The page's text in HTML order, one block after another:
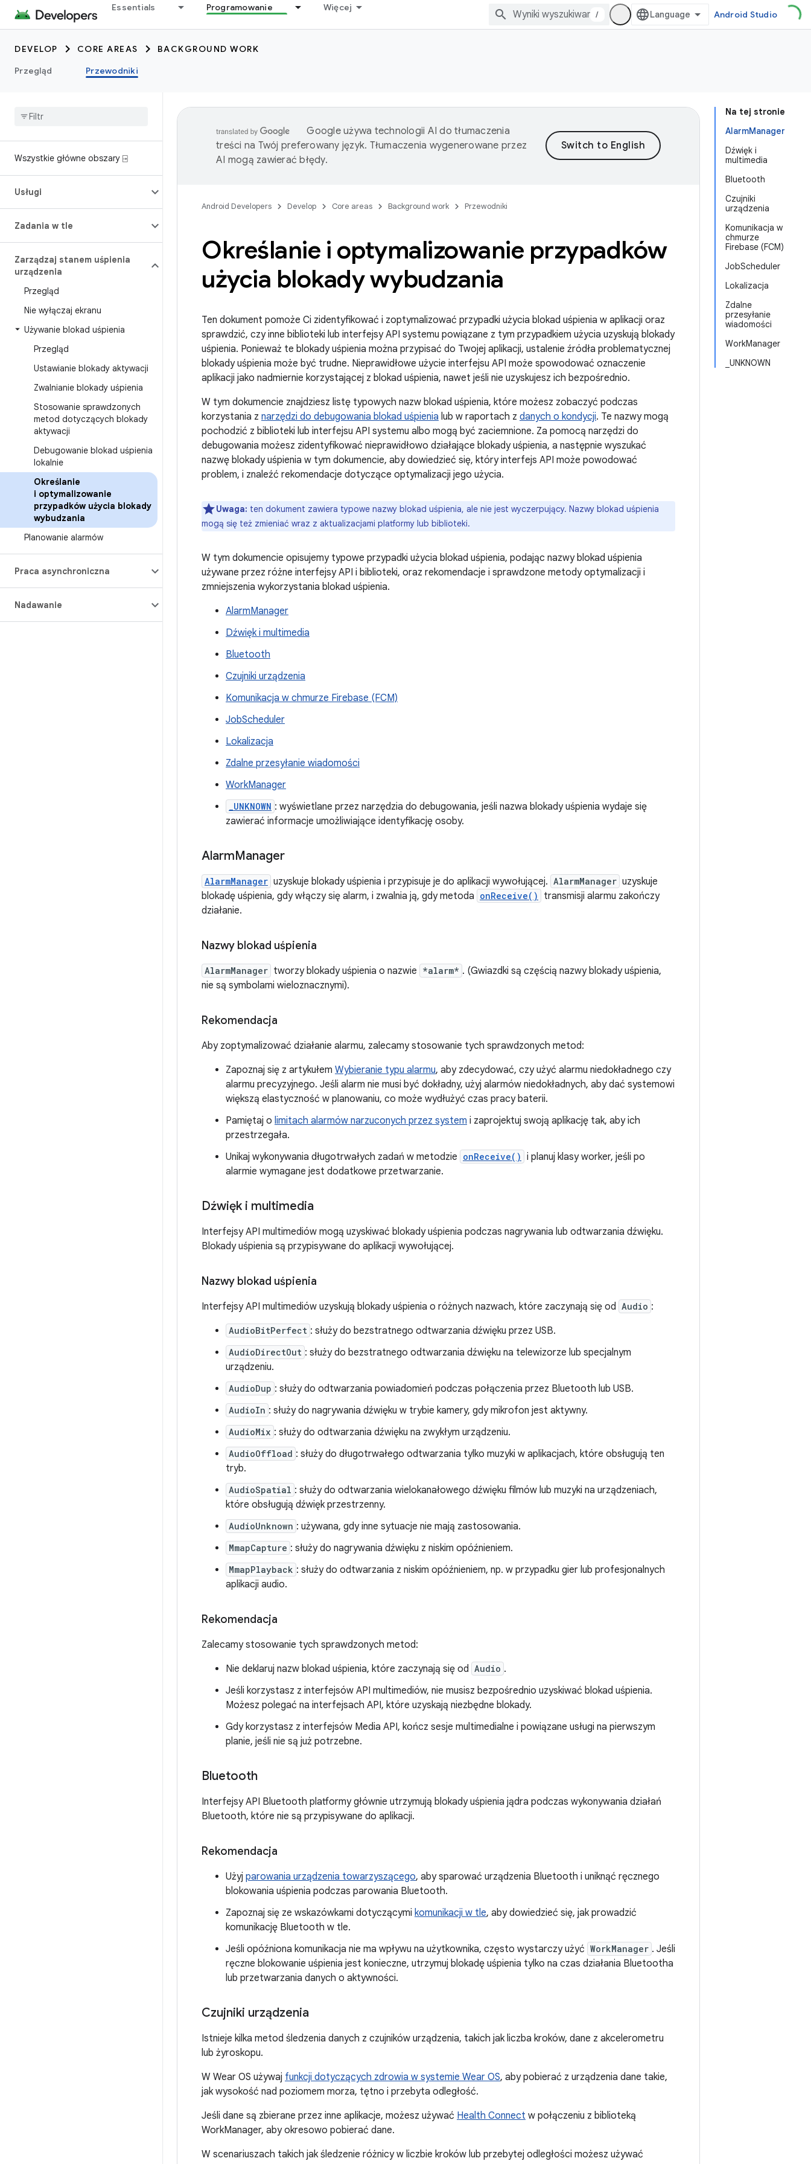
Essentials Programowanie Więcej
/ Android Studio
DEVELOP CORE AREAS
BACKGROUND WORK
Przegląd
Przewodniki
Wszystkie główne obszary ⍈
Usługi
Zadania w tle
Zarządzaj stanem uśpienia
urządzenia
Przegląd
Nie wyłączaj ekranu
Używanie blokad uśpienia
Przegląd
Ustawianie blokady aktywacji
Zwalnianie blokady uśpienia
Stosowanie sprawdzonych
metod dotyczących blokady
aktywacji
Debugowanie blokad uśpienia
lokalnie
Określanie
i optymalizowanie
przypadków użycia blokady
wybudzania
Planowanie alarmów
Praca asynchroniczna
Nadawanie
Na tej stronie
AlarmManager
Dźwięk i
multimedia
Bluetooth
Czujniki
urządzenia
Komunikacja w
chmurze
Firebase (FCM)
JobScheduler
Lokalizacja
Zdalne
przesyłanie
wiadomości
WorkManager
_UNKNOWN
Google używa technologii AI do tłumaczenia
treści na Twój preferowany język. Tłumaczenia wygenerowane przez
AI mogą zawierać błędy.
Android Developers Develop Core areas Background work Przewodniki
Określanie i optymalizowanie przypadków
użycia blokady wybudzania
Ten dokument pomoże Ci zidentyfikować i zoptymalizować przypadki użycia blokad uśpienia w aplikacji oraz
sprawdzić, czy inne biblioteki lub interfejsy API systemu powiązane z tym przypadkiem użycia uzyskują blokady
uśpienia. Ponieważ te blokady uśpienia można przypisać do Twojej aplikacji, ustalenie źródła problematycznej
blokady uśpienia może być trudne. Nieprawidłowe użycie interfejsu API może spowodować oznaczenie
aplikacji jako nadmiernie korzystającej z blokad uśpienia, nawet jeśli nie uzyskujesz ich bezpośrednio.
W tym dokumencie znajdziesz listę typowych nazw blokad uśpienia, które możesz zobaczyć podczas
korzystania z narzędzi do debugowania blokad uśpienia lub w raportach z danych o kondycji. Te nazwy mogą
pochodzić z biblioteki lub interfejsu API systemu albo mogą być zaciemnione. Za pomocą narzędzi do
debugowania możesz zidentyfikować nieprawidłowo działające blokady uśpienia, a następnie wyszukać
nazwę blokady uśpienia w tym dokumencie, aby dowiedzieć się, który interfejs API może powodować
problem, i znaleźć rekomendacje dotyczące optymalizacji jego użycia.
Uwaga: ten dokument zawiera typowe nazwy blokad uśpienia, ale nie jest wyczerpujący. Nazwy blokad uśpienia
mogą się też zmieniać wraz z aktualizacjami platformy lub biblioteki.
W tym dokumencie opisujemy typowe przypadki użycia blokad uśpienia, podając nazwy blokad uśpienia
używane przez różne interfejsy API i biblioteki, oraz rekomendacje i sprawdzone metody optymalizacji i
zmniejszenia wykorzystania blokad uśpienia.
AlarmManager
Dźwięk i multimedia
Bluetooth
Czujniki urządzenia
Komunikacja w chmurze Firebase (FCM)
JobScheduler
Lokalizacja
Zdalne przesyłanie wiadomości
WorkManager
_UNKNOWN : wyświetlane przez narzędzia do debugowania, jeśli nazwa blokady uśpienia wydaje się
zawierać informacje umożliwiające identyfikację osoby.
AlarmManager
AlarmManager uzyskuje blokady uśpienia i przypisuje je do aplikacji wywołującej. AlarmManager uzyskuje
blokadę uśpienia, gdy włączy się alarm, i zwalnia ją, gdy metoda onReceive()
transmisji alarmu zakończy
działanie.
Nazwy blokad uśpienia
AlarmManager tworzy blokady uśpienia o nazwie *alarm* . (Gwiazdki są częścią nazwy blokady uśpienia,
nie są symbolami wieloznacznymi).
Rekomendacja
Aby zoptymalizować działanie alarmu, zalecamy stosowanie tych sprawdzonych metod:
Zapoznaj się z artykułem Wybieranie typu alarmu, aby zdecydować, czy użyć alarmu niedokładnego czy
alarmu precyzyjnego. Jeśli alarm nie musi być dokładny, użyj alarmów niedokładnych, aby dać systemowi
większą elastyczność w planowaniu, co może wydłużyć czas pracy baterii.
Pamiętaj o limitach alarmów narzuconych przez system i zaprojektuj swoją aplikację tak, aby ich
przestrzegała.
Unikaj wykonywania długotrwałych zadań w metodzie onReceive() i planuj klasy worker, jeśli po
alarmie wymagane jest dodatkowe przetwarzanie.
Dźwięk i multimedia
Interfejsy API multimediów mogą uzyskiwać blokady uśpienia podczas nagrywania lub odtwarzania dźwięku.
Blokady uśpienia są przypisywane do aplikacji wywołującej.
Nazwy blokad uśpienia
Interfejsy API multimediów uzyskują blokady uśpienia o różnych nazwach, które zaczynają się od Audio :
AudioBitPerfect : służy do bezstratnego odtwarzania dźwięku przez USB.
AudioDirectOut : służy do bezstratnego odtwarzania dźwięku na telewizorze lub specjalnym
urządzeniu.
AudioDup : służy do odtwarzania powiadomień podczas połączenia przez Bluetooth lub USB.
AudioIn : służy do nagrywania dźwięku w trybie kamery, gdy mikrofon jest aktywny.
AudioMix : służy do odtwarzania dźwięku na zwykłym urządzeniu.
AudioOffload : służy do długotrwałego odtwarzania tylko muzyki w aplikacjach, które obsługują ten
tryb.
AudioSpatial : służy do odtwarzania wielokanałowego dźwięku filmów lub muzyki na urządzeniach,
które obsługują dźwięk przestrzenny.
AudioUnknown : używana, gdy inne sytuacje nie mają zastosowania.
MmapCapture : służy do nagrywania dźwięku z niskim opóźnieniem.
MmapPlayback : służy do odtwarzania z niskim opóźnieniem, np. w przypadku gier lub profesjonalnych
aplikacji audio.
Rekomendacja
Zalecamy stosowanie tych sprawdzonych metod:
Nie deklaruj nazw blokad uśpienia, które zaczynają się od Audio .
Jeśli korzystasz z interfejsów API multimediów, nie musisz bezpośrednio uzyskiwać blokad uśpienia.
Możesz polegać na interfejsach API, które uzyskają niezbędne blokady.
Gdy korzystasz z interfejsów Media API, kończ sesje multimedialne i powiązane usługi na pierwszym
planie, jeśli nie są już potrzebne.
Bluetooth
Interfejsy API Bluetooth platformy głównie utrzymują blokady uśpienia jądra podczas wykonywania działań
Bluetooth, które nie są przypisywane do aplikacji.
Rekomendacja
Użyj parowania urządzenia towarzyszącego, aby sparować urządzenia Bluetooth i uniknąć ręcznego
blokowania uśpienia podczas parowania Bluetooth.
Zapoznaj się ze wskazówkami dotyczącymi komunikacji w tle, aby dowiedzieć się, jak prowadzić
komunikację Bluetooth w tle.
Jeśli opóźniona komunikacja nie ma wpływu na użytkownika, często wystarczy użyć WorkManager . Jeśli
ręczne blokowanie uśpienia jest konieczne, utrzymuj blokadę uśpienia tylko na czas działania Bluetootha
lub przetwarzania danych o aktywności.
Czujniki urządzenia
Istnieje kilka metod śledzenia danych z czujników urządzenia, takich jak liczba kroków, dane z akcelerometru
lub żyroskopu.
W Wear OS używaj funkcji dotyczących zdrowia w systemie Wear OS, aby pobierać z urządzenia dane takie,
jak wysokość nad poziomem morza, tętno i przebyta odległość.
Jeśli dane są zbierane przez inne aplikacje, możesz używać Health Connect w połączeniu z biblioteką
WorkManager, aby okresowo pobierać dane.
W scenariuszach takich jak śledzenie różnicy w liczbie kroków lub przebytej odległości możesz używać